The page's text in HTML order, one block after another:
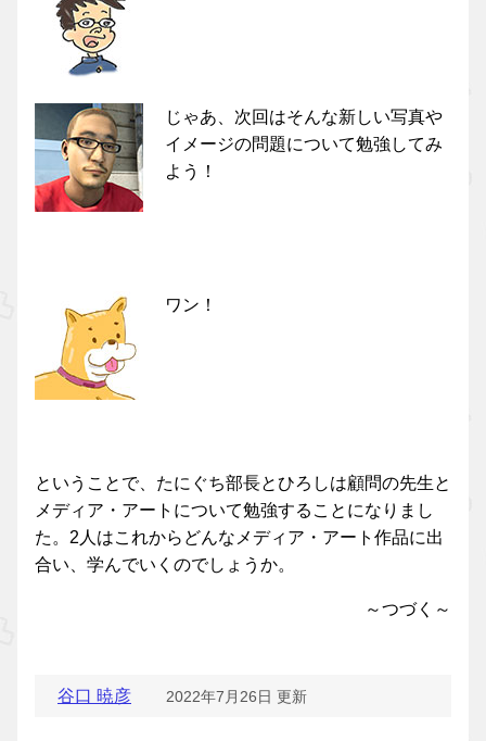
じゃあ、次回はそんな新しい写真や
イメージの問題について勉強してみ
よう！
ワン！
ということで、たにぐち部長とひろしは顧問の先生と
メディア・アートについて勉強することになりまし
た。2人はこれからどんなメディア・アート作品に出
合い、学んでいくのでしょうか。
～つづく～
谷口 暁彦 2022年7月26日 更新